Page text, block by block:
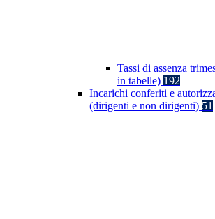
Tassi di assenza
in tabelle) 192
Incarichi conferiti e
(dirigenti e non dirigenti) 51